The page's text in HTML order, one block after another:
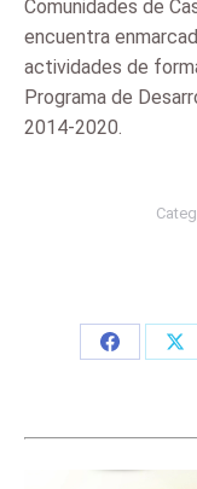
Comunidades de
encuentra
actividades de
Programa de
2014-2020.
Share